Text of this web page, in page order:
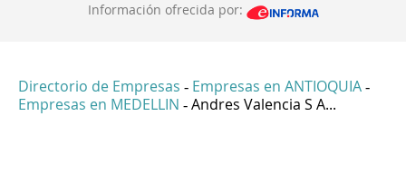
Información ofrecida por:
Directorio de Empresas - Empresas en ANTIOQUIA -
Empresas en MEDELLIN - Andres Valencia S A...